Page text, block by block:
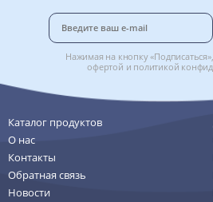
Нажимая на кнопку
офертой и политикой
Каталог продуктов
О нас
Контакты
Обратная связь
Новости